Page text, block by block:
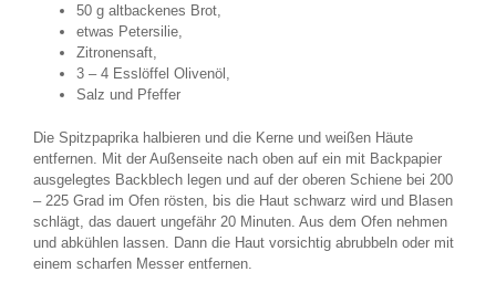
50 g altbackenes Brot,
etwas Petersilie,
Zitronensaft,
3 – 4 Esslöffel Olivenöl,
Salz und Pfeffer
Die Spitzpaprika halbieren und die Kerne und weißen Häute
entfernen. Mit der Außenseite nach oben auf ein mit Backpapier
ausgelegtes Backblech legen und auf der oberen Schiene bei 200
– 225 Grad im Ofen rösten, bis die Haut schwarz wird und Blasen
schlägt, das dauert ungefähr 20 Minuten. Aus dem Ofen nehmen
und abkühlen lassen. Dann die Haut vorsichtig abrubbeln oder mit
einem scharfen Messer entfernen.